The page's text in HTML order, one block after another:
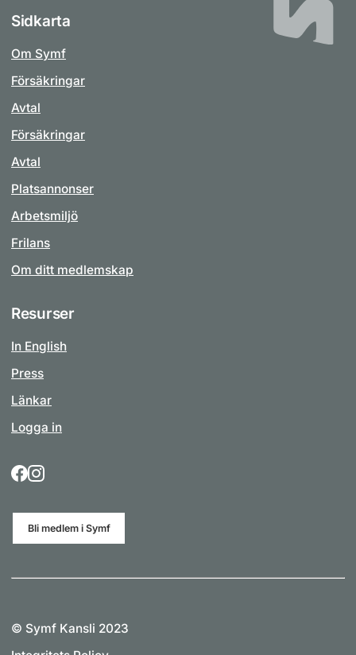
Sidkarta
Om Symf
Försäkringar
Avtal
Försäkringar
Avtal
Platsannonser
Arbetsmiljö
Frilans
Om ditt medlemskap
Resurser
In English
Press
Länkar
Logga in
Bli medlem i Symf
© Symf Kansli 2023